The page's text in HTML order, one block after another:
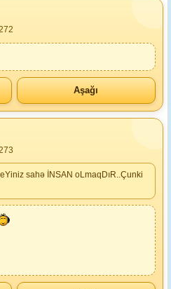
Aşağı
sahə İNSAN oLmaqDıR..Çunki